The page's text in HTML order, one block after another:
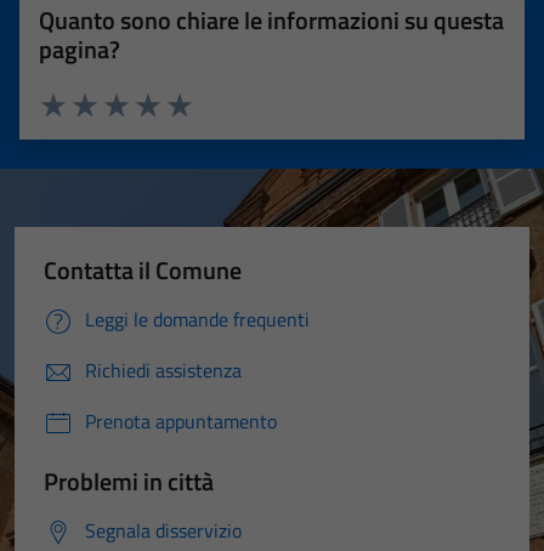
Quanto sono chiare le informazioni su questa
pagina?
Valuta 5 stelle su 5
Valuta 4 stelle su 5
Valuta 3 stelle su 5
Valuta 2 stelle su 5
Valuta 1 stelle su 5
Contatta il Comune
Leggi le domande frequenti
Richiedi assistenza
Prenota appuntamento
Problemi in città
Segnala disservizio